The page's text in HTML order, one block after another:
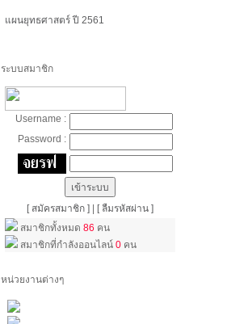
แผนยุทธศาสตร์ ปี 2561
ระบบสมาชิก
Username :
Password :
[ สมัครสมาชิก ]
[ ลืมรหัสผ่าน ]
สมาชิกทั้งหมด 86 คน
สมาชิกที่กำลังออนไลน์ 0 คน
หน่วยงานต่างๆ